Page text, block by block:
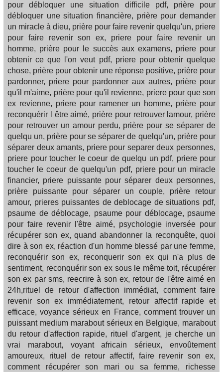
pour débloquer une situation difficile pdf, prière pour
débloquer une situation financière, prière pour demander
un miracle à dieu, prière pour faire revenir quelqu'un, priere
pour faire revenir son ex, priere pour faire revenir un
homme, prière pour le succès aux examens, priere pour
obtenir ce que l'on veut pdf, priere pour obtenir quelque
chose, prière pour obtenir une réponse positive, prière pour
pardonner, priere pour pardonner aux autres, prière pour
qu'il m'aime, prière pour qu'il revienne, priere pour que son
ex revienne, priere pour ramener un homme, prière pour
reconquérir l être aimé, prière pour retrouver lamour, prière
pour retrouver un amour perdu, prière pour se séparer de
quelqu un, prière pour se séparer de quelqu'un, prière pour
séparer deux amants, priere pour separer deux personnes,
priere pour toucher le coeur de quelqu un pdf, priere pour
toucher le coeur de quelqu'un pdf, priere pour un miracle
financier, priere puissante pour séparer deux personnes,
prière puissante pour séparer un couple, prière retour
amour, prieres puissantes de deblocage de situations pdf,
psaume de déblocage, psaume pour déblocage, psaume
pour faire revenir l'être aimé, psychologie inversée pour
récupérer son ex, quand abandonner la reconquête, quoi
dire à son ex, réaction d'un homme blessé par une femme,
reconquérir son ex, reconquerir son ex qui n'a plus de
sentiment, reconquérir son ex sous le même toit, récupérer
son ex par sms, reecrire à son ex, retour de l'être aimé en
24h,rituel de retour d'affection immédiat, comment faire
revenir son ex immédiatement, retour affectif rapide et
efficace, voyance sérieux en France, comment trouver un
puissant medium marabout sérieux en Belgique, marabout
du retour d'affection rapide, rituel d'argent, je cherche un
vrai marabout, voyant africain sérieux, envoûtement
amoureux, rituel de retour affectif, faire revenir son ex,
comment récupérer son mari ou sa femme, richesse